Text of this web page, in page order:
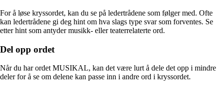
For å løse kryssordet, kan du se på ledertrådene som følger med. Ofte
kan ledertrådene gi deg hint om hva slags type svar som forventes. Se
etter hint som antyder musikk- eller teaterrelaterte ord.
Del opp ordet
Når du har ordet MUSIKAL, kan det være lurt å dele det opp i mindre
deler for å se om delene kan passe inn i andre ord i kryssordet.